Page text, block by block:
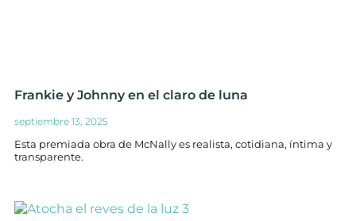
Frankie y Johnny en el claro de luna
septiembre 13, 2025
Esta premiada obra de McNally es realista, cotidiana, íntima y
transparente.